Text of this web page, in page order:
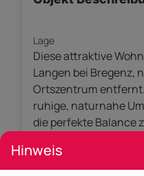
Lage
Diese attraktive
Langen bei Bregenz,
Ortszentrum
ruhige, naturnahe
die perfekte Balance
Die verkehrsgünstige
schnelle Anbindung:
Hinweis